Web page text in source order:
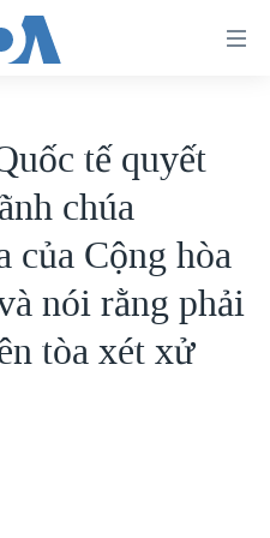
CỦA MỸ: QUÁ KHỨ VÀ HIỆN
tế quyết
chúa
của Cộng hòa
nói rằng phải
tòa xét xử